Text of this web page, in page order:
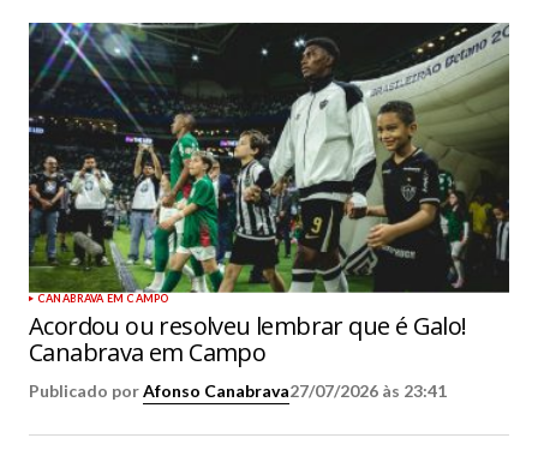
CANABRAVA EM CAMPO
Acordou ou resolveu lembrar que é Galo!
Canabrava em Campo
Publicado porAfonso Canabrava27/07/2026 às 23:41